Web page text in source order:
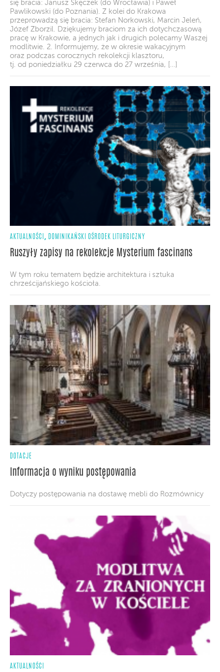
się bracia: Janusz Skęczek (do Wrocławia) i Paweł
Pawlikowski (do Poznania). Z kolei do Krakowa
przeprowadzą się bracia: Stefan Norkowski, Marcin Jeleń,
Józef Zborzil. Dziękujemy braciom za ich dotychczasową
pracę w Krakowie, a jednych jak i drugich polecamy Waszej
modlitwie. 2. Informujemy, że w okresie wakacyjnym
oraz podczas corocznych rekolekcji klasztoru,
tj. od poniedziałku 29 czerwca do 27 września, […]
AKTUALNOŚCI , DOMINIKAŃSKI OŚRODEK LITURGICZNY
Ruszyły zapisy na rekolekcje Mysterium fascinans
W tym roku tematem będzie architektura i sztuka
chrześcijańskiego kościoła.
DOTACJE
Informacja o wyniku postępowania
Dotyczy postępowania na dostawę mebli do Rozmównicy
AKTUALNOŚCI